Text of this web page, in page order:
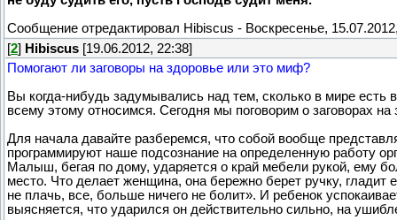
Сообщение отредактировал Hibiscus - Воскресенье,
[2] Hibiscus [19.06.2012, 22:38]
Помогают ли заговоры на здоровье или это миф?
Вы когда-нибудь задумывались над тем, сколько в мире есть
всему этому относимся. Сегодня мы поговорим о заговорах
Для начала давайте разберемся, что собой вообще
программируют наше подсознание на определенную работу
Малыш, бегая по дому, ударяется о край мебели рукой, ему
место. Что делает женщина, она бережно берет ручку, гладит
не плачь, все, больше ничего не болит». И ребенок
выясняется, что ударился он действительно сильно, на